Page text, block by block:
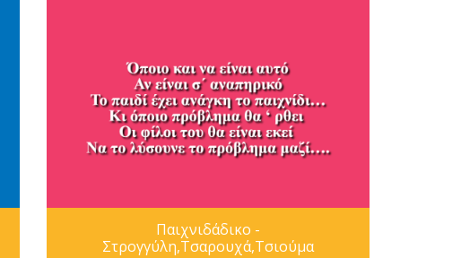
Παιχνιδάδικο -
Στρογγύλη,Τσαρουχά,Τσιούμα